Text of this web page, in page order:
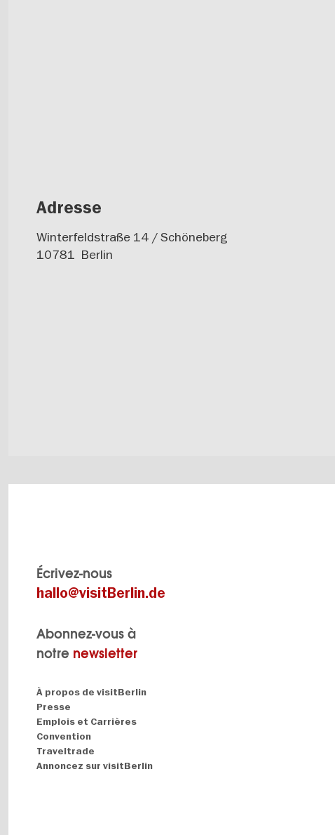
Adresse
Winterfeldstraße 14 / Schöneberg
10781 Berlin
Écrivez-nous
hallo@visitBerlin.de
Abonnez-vous à
notre newsletter
Navigation:
About
À propos de visitBerlin
Presse
Emplois et Carrières
Convention
Traveltrade
Annoncez sur visitBerlin